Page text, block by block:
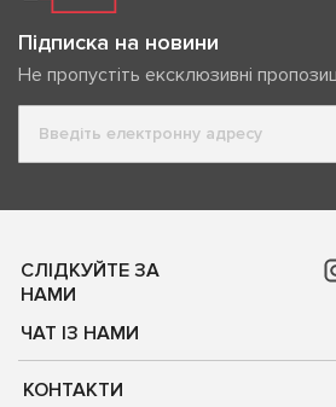
Підписка на новини
Не пропустіть ексклюзивні
СЛІДКУЙТЕ ЗА
НАМИ
ЧАТ ІЗ НАМИ
КОНТАКТИ